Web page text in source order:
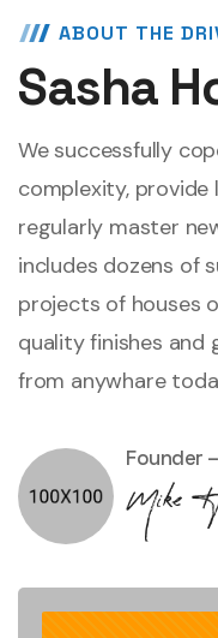
ABOUT THE
Sasha
We successfully
complexity,
regularly master
includes dozens of
projects of houses
quality finishes and
from anywhare
Founder –